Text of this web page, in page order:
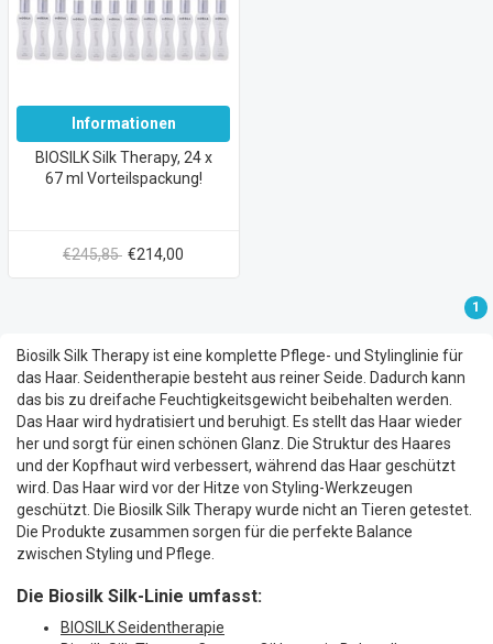
Informationen
BIOSILK Silk Therapy, 24 x
67 ml Vorteilspackung!
€245,85 €214,00
1
Biosilk Silk Therapy ist eine komplette Pflege- und Stylinglinie für
das Haar. Seidentherapie besteht aus reiner Seide. Dadurch kann
das bis zu dreifache Feuchtigkeitsgewicht beibehalten werden.
Das Haar wird hydratisiert und beruhigt. Es stellt das Haar wieder
her und sorgt für einen schönen Glanz. Die Struktur des Haares
und der Kopfhaut wird verbessert, während das Haar geschützt
wird. Das Haar wird vor der Hitze von Styling-Werkzeugen
geschützt. Die Biosilk Silk Therapy wurde nicht an Tieren getestet.
Die Produkte zusammen sorgen für die perfekte Balance
zwischen Styling und Pflege.
Die Biosilk Silk-Linie umfasst:
BIOSILK Seidentherapie